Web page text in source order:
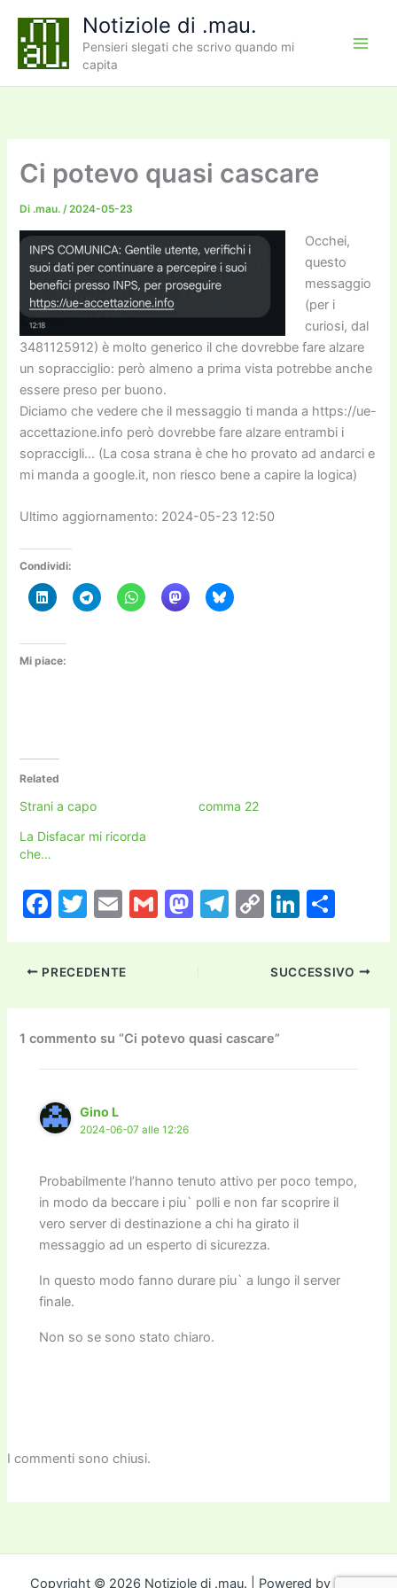
contenuto
Notiziole di .mau.
Pensieri slegati che scrivo quando mi
capita
Ci potevo quasi cascare
Di .mau./2024-05-23
Occhei,
questo
messaggio
(per i
curiosi, dal
3481125912) è molto generico il che dovrebbe fare alzare
un sopracciglio: però almeno a prima vista potrebbe anche
essere preso per buono.
Diciamo che vedere che il messaggio ti manda a https://ue-
accettazione.info però dovrebbe fare alzare entrambi i
sopraccigli… (La cosa strana è che ho provato ad andarci e
mi manda a google.it, non riesco bene a capire la logica)
Ultimo aggiornamento: 2024-05-23 12:50
Condividi:
Mi piace:
Related
Strani a capo
comma 22
La Disfacar mi ricorda
che…
F
c
e
b
o
o
k
T
itt
er
E
ai
l
G
M
d
o
n
T
a
m
C
p
y
Li
n
k
Li
k
e
dI
n
di
vi
PRECEDENTE SUCCESSIVO
1 commento su “Ci potevo quasi cascare”
Gino L
2024-06-07 alle 12:26
Probabilmente l’hanno tenuto attivo per poco tempo,
in modo da beccare i piu` polli e non far scoprire il
vero server di destinazione a chi ha girato il
messaggio ad un esperto di sicurezza.
In questo modo fanno durare piu` a lungo il server
finale.
Non so se sono stato chiaro.
I commenti sono chiusi.
Copyright © 2026 Notiziole di .mau. | Powered by Tema